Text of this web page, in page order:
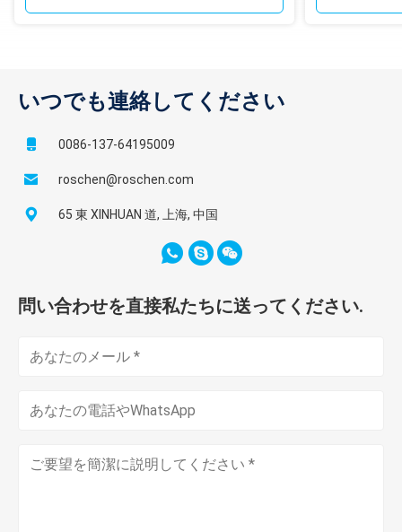
いつでも連絡してください
0086-137-64195009
roschen@roschen.com
65 東 XINHUAN 道, 上海, 中国
問い合わせを直接私たちに送ってください.